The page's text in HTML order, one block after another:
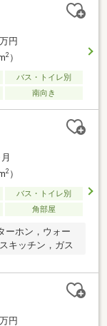
円
2）
バス・トイレ別
南向き
2）
バス・トイレ別
角部屋
ーホン，ウォー
キッチン，ガス
円